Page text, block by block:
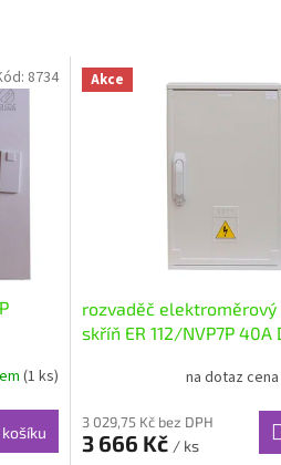
(1 ks)
8734 Akce
rozvaděč
skříň ER 112/NVP7P 40A
na dotaz
3 029,75 Kč bez DPH
3 666 Kč / ks